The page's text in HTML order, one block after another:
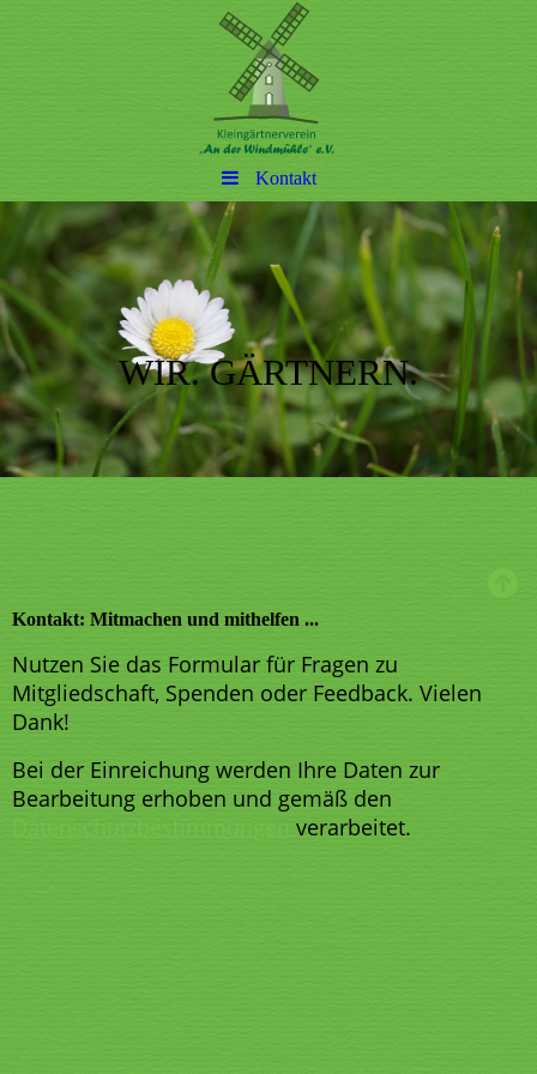
Kontakt
WIR. GÄRTNERN.
Kontakt: Mitmachen und mithelfen ...
Nutzen Sie das Formular für Fragen zu
Mitgliedschaft, Spenden oder Feedback. Vielen
Dank!
Bei der Einreichung werden Ihre Daten zur
Bearbeitung erhoben und gemäß den
verarbeitet.